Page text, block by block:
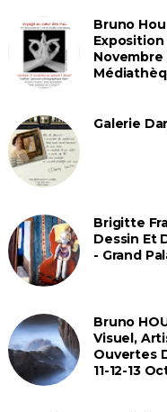
Bruno
Exposition
Novembre
Galerie
Brigitte
Dessin Et
- Grand
Bruno
Visuel,
Ouvertes
11-12-13